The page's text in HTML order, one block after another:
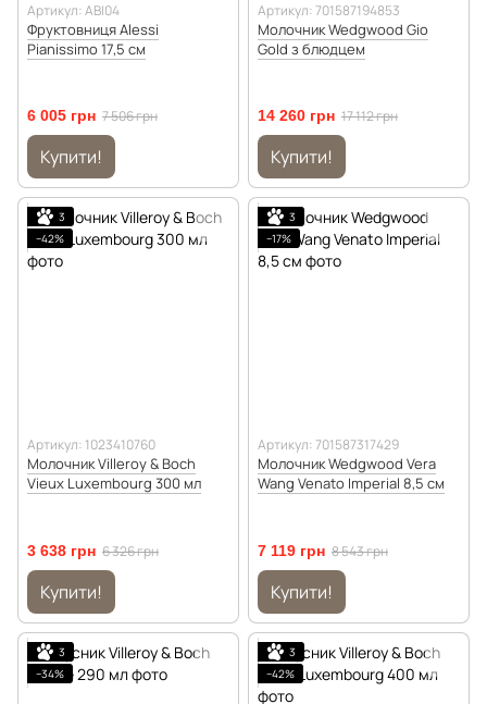
Артикул: ABI04
Фруктовниця Alessi
Pianissimo 17,5 см
6 005 грн 7 506 грн
Купити!
Артикул: 701587194853
Молочник Wedgwood Gio
Gold з блюдцем
14 260 грн 17 112 грн
Купити!
3
−42%
Артикул: 1023410760
Молочник Villeroy & Boch
Vieux Luxembourg 300 мл
3 638 грн 6 326 грн
Купити!
3
−17%
Артикул: 701587317429
Молочник Wedgwood Vera
Wang Venato Imperial 8,5 см
7 119 грн 8 543 грн
Купити!
3
−34%
3
−42%